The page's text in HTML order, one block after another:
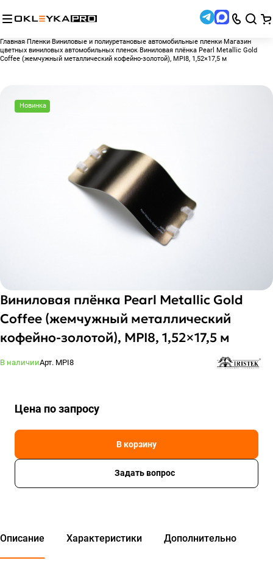
Главная Пленки Виниловые и полиуретановые автомобильные пленки Магазин
цветных виниловых автомобильных пленок Виниловая плёнка Pearl Metallic Gold
Coffee (жемчужный металлический кофейно-золотой), MPI8, 1,52×17,5 м
Новинка
Виниловая плёнка Pearl Metallic Gold
Coffee (жемчужный металлический
кофейно-золотой), MPI8, 1,52×17,5 м
В наличииАрт. MPI8
Цена по запросу
В корзину
Задать вопрос
Описание Характеристики Дополнительно